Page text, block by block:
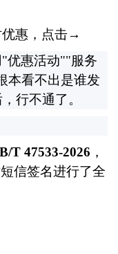
优惠，点击→
"优惠活动""服务
本看不出是谁发
行不通了。
T 47533-2026 ，
信签名进行了全